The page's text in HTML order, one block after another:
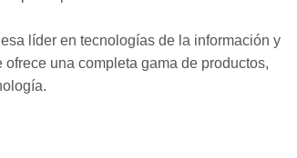
líder en tecnologías de la información y
una completa gama de productos,